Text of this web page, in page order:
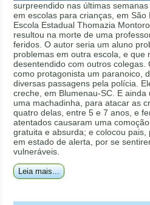
surpreendido nas últimas
em escolas para crianças, em
Escola Estadual Thomazia
resultou na morte de uma
feridos. O autor seria um aluno
problemas em outra escola, e que
desentendido com outros colegas.
como protagonista um paranoico,
diversas passagens pela polícia.
creche, em Blumenau-SC. E
uma machadinha, para atacar as
quatro delas, entre 5 e 7 anos, e
atentados causaram uma
gratuita e absurda; e colocou
em estado de alerta, por se
vulneráveis.
Leia mais...